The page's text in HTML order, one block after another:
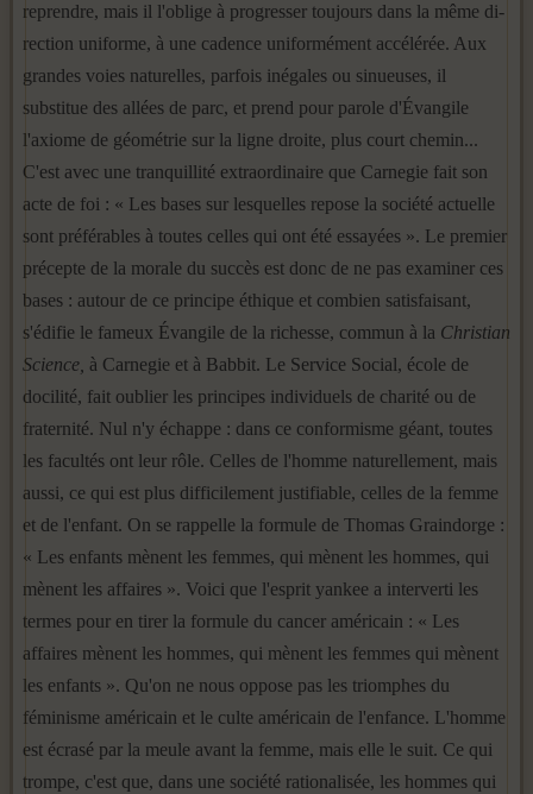
reprendre, mais il l'oblige à progresser toujours dans la même di­
rection uniforme, à une cadence uniformément accélérée. Aux
grandes voies naturelles, parfois inégales ou sinueuses, il
substitue des allées de parc, et prend pour parole d'Évangile
l'axiome de géométrie sur la ligne droite, plus court chemin...
C'est avec une tranquillité extraordinaire que Carnegie fait son
acte de foi : « Les bases sur lesquelles repose la société actuelle
sont préférables à toutes celles qui ont été essayées ». Le premier
précepte de la morale du succès est donc de ne pas examiner ces
bases : autour de ce principe éthique et combien satisfaisant,
s'édi­fie le fameux Évangile de la richesse, commun à la Christian
Science, à Carnegie et à Babbit. Le Service Social, école de
docilité, fait oublier les principes individuels de charité ou de
fraternité. Nul n'y échappe : dans ce conformisme géant, toutes
les facultés ont leur rôle. Celles de l'homme naturellement, mais
aussi, ce qui est plus difficilement justi­fiable, celles de la femme
et de l'enfant. On se rappelle la formule de Thomas Graindorge :
« Les enfants mènent les femmes, qui mènent les hommes, qui
mènent les affaires ». Voici que l'esprit yankee a interverti les
termes pour en tirer la formule du cancer américain : « Les
affaires mènent les hommes, qui mènent les femmes qui mènent
les enfants ». Qu'on ne nous oppose pas les triomphes du
féminisme américain et le culte américain de l'enfance. L'homme
est écrasé par la meule avant la femme, mais elle le suit. Ce qui
trompe, c'est que, dans une société rationalisée, les hommes qui